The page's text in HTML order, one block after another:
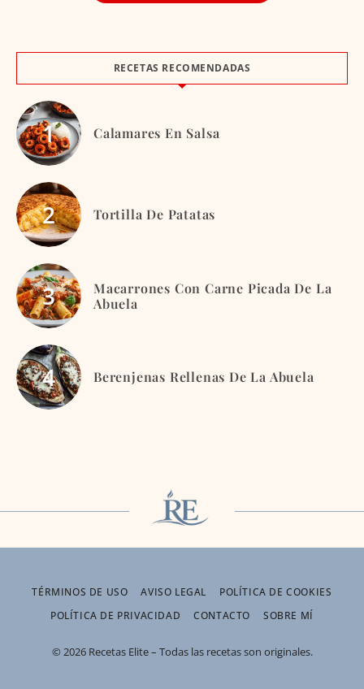
RECETAS RECOMENDADAS
Calamares En Salsa
Tortilla De Patatas
Macarrones Con Carne Picada De La
Abuela
Berenjenas Rellenas De La Abuela
TÉRMINOS DE USO AVISO LEGAL
POLÍTICA DE COOKIES
POLÍTICA DE PRIVACIDAD
CONTACTO SOBRE MÍ
© 2026 Recetas Elite – Todas las recetas son originales.